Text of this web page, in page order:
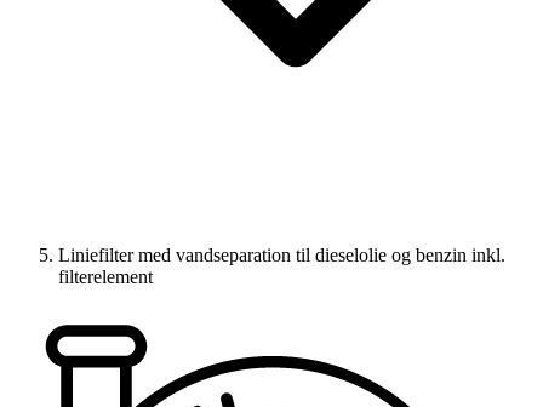
Liniefilter med vandseparation til dieselolie og benzin inkl.
filterelement